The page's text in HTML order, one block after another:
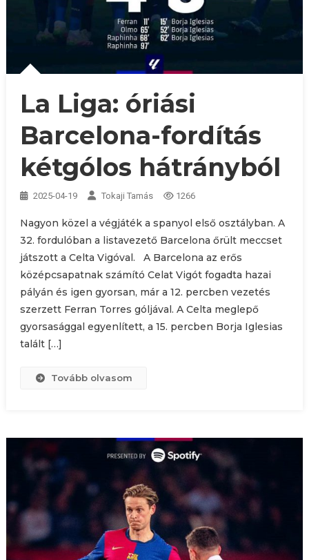
La Liga: óriási
Barcelona-fordítás
kétgólos hátrányból
2025-04-19 Tokaji Tamás 1266
Nagyon közel a végjáték a spanyol első osztályban. A
32. fordulóban a listavezető Barcelona őrült meccset
játszott a Celta Vigóval. A Barcelona az erős
középcsapatnak számító Celat Vigót fogadta hazai
pályán és igen gyorsan, már a 12. percben vezetés
szerzett Ferran Torres góljával. A Celta meglepő
gyorsasággal egyenlített, a 15. percben Borja Iglesias
talált […]
Tovább olvasom